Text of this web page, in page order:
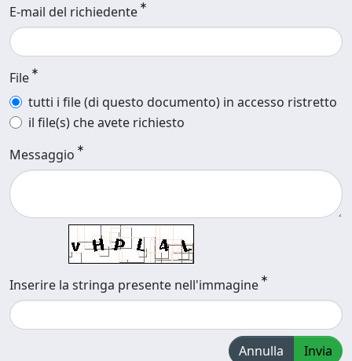
E-mail del richiedente
File
tutti i file (di questo documento) in accesso ristretto
il file(s) che avete richiesto
Messaggio
Inserire la stringa presente nell'immagine
Annulla Invia